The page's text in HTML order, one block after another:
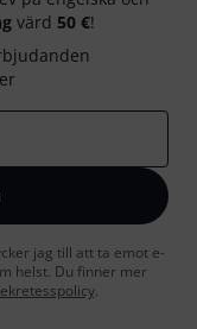
värd 50 €!
jag till att ta emot e-
helst. Du finner mer
.